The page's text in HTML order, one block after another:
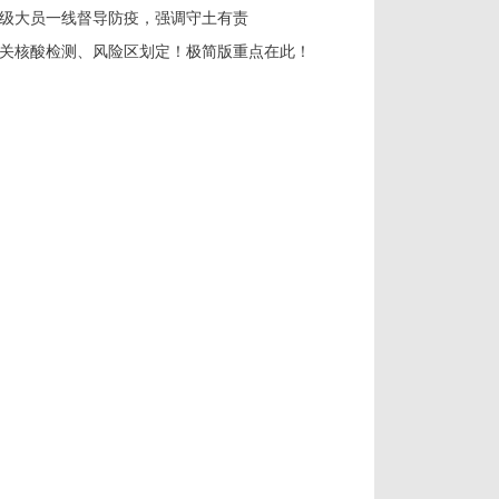
大员一线督导防疫，强调守土有责
核酸检测、风险区划定！极简版重点在此！